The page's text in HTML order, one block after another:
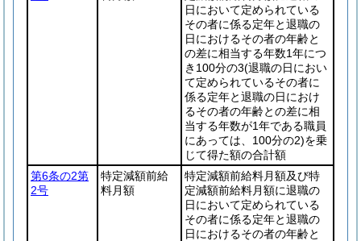
日において定められている
その者に係る定年と退職の
日におけるその者の年齢と
の差に相当する年数1年につ
き100分の3(退職の日におい
て定められているその者に
係る定年と退職の日におけ
るその者の年齢との差に相
当する年数が1年である職員
にあっては、100分の2)を乗
じて得た額の合計額
第6条の2第
2号
特定減額前給
料月額
特定減額前給料月額及び特
定減額前給料月額に退職の
日において定められている
その者に係る定年と退職の
日におけるその者の年齢と